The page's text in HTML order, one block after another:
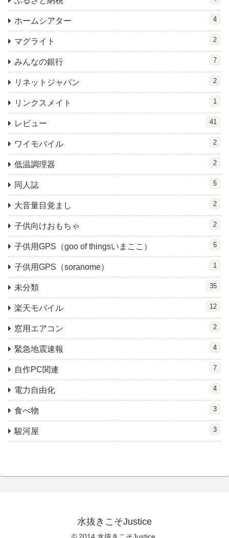
ホームシアター 4
マグライト 2
みんなの銀行 7
リネットジャパン 2
リンクスメイト 1
レビュー 41
ワイモバイル 2
低温調理器 2
同人誌 5
大音量目覚まし 2
子供向けおもちゃ 2
子供用GPS（goo of thingsいまここ） 5
子供用GPS（soranome） 1
未分類 35
楽天モバイル 12
窓用エアコン 2
緊急地震速報 4
自作PC関連 7
電力自由化 4
食べ物 3
駿河屋 3
水抜きこそJustice